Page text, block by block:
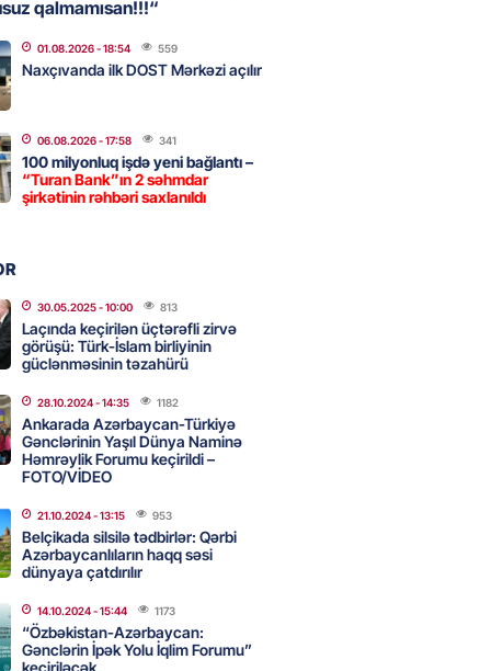
Səudiyyə Ərəbistanı və
arasında Məkkə müdafiə
- 15:15
- 15:00
ölkəni seçdilər
- 14:45 95
sabah 39 dərəcə isti
- 14:30
Biznes-dən mikro biznes
qalmamısan!!!“
01.08.2026- 18:54 559
Naxçıvanda ilk DOST Mərkəzi açılır
06.08.2026- 17:58 341
100 milyonluq işdə yeni bağlantı –
“Turan Bank”ın 2 səhmdar
şirkətinin rəhbəri saxlanıldı
30.05.2025- 10:00 813
Laçında keçirilən üçtərəfli zirvə
görüşü: Türk-İslam birliyinin
güclənməsinin təzahürü
28.10.2024- 14:35 1182
Ankarada Azərbaycan-Türkiyə
Gənclərinin Yaşıl Dünya Naminə
Həmrəylik Forumu keçirildi –
FOTO/VİDEO
21.10.2024- 13:15 953
Belçikada silsilə tədbirlər: Qərbi
Azərbaycanlıların haqq səsi
dünyaya çatdırılır
14.10.2024- 15:44 1173
“Özbəkistan-Azərbaycan:
Gənclərin İpək Yolu İqlim Forumu”